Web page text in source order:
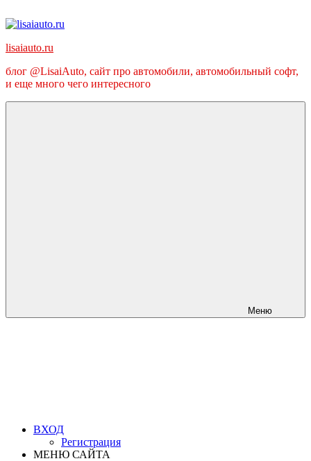
к
lisaiauto.ru
блог @LisaiAuto, сайт про автомобили, автомобильный софт,
и еще много чего интересного
Меню
ВХОД
Регистрация
МЕНЮ САЙТА